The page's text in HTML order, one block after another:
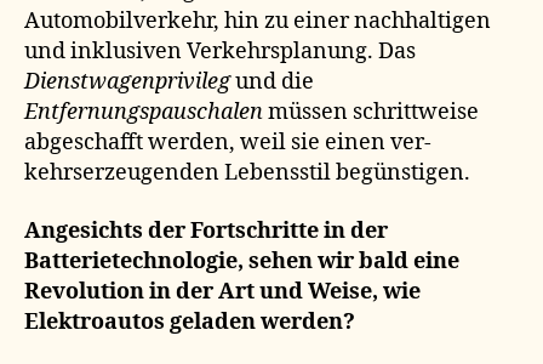
Automobilverkehr, hin zu einer nachhaltigen
und inklusiven Verkehrsplanung. Das
Dienstwagenprivilegund die
Entfernungspauschalenmüssen schrittweise
abgeschafft werden, weil sie einen ver-
kehrserzeugenden Lebensstil begünstigen.
Angesichts der Fortschritte in der
Batterietechnologie, sehen wir bald eine
Revolution in der Art und Weise, wie
Elektroautos geladen werden?